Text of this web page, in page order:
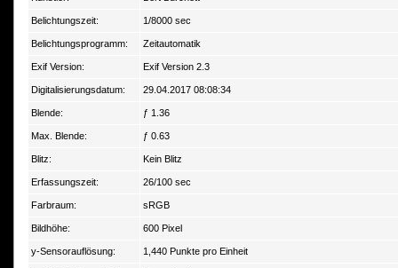
Belichtungszeit: 1/8000 sec
Belichtungsprogramm: Zeitautomatik
Exif Version: Exif Version 2.3
Digitalisierungsdatum: 29.04.2017 08:08:34
Blende: ƒ 1.36
Max. Blende: ƒ 0.63
Blitz: Kein Blitz
Erfassungszeit: 26/100 sec
Farbraum: sRGB
Bildhöhe: 600 Pixel
y-Sensorauflösung: 1,440 Punkte pro Einheit